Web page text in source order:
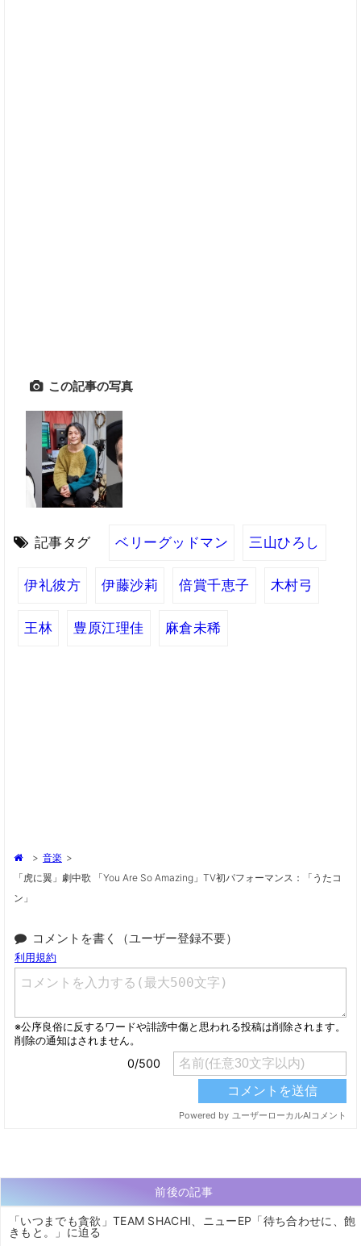
この記事の写真
記事タグ ベリーグッドマン 三山ひろし
伊礼彼方 伊藤沙莉 倍賞千恵子 木村弓
王林 豊原江理佳 麻倉未稀
> 音楽 >
「虎に翼」劇中歌 「You Are So Amazing」TV初パフォーマンス：「うたコ
ン」
コメントを書く（ユーザー登録不要）
前後の記事
「いつまでも貪欲」TEAM SHACHI、ニューEP「待ち合わせに、飽
きもと。」に迫る